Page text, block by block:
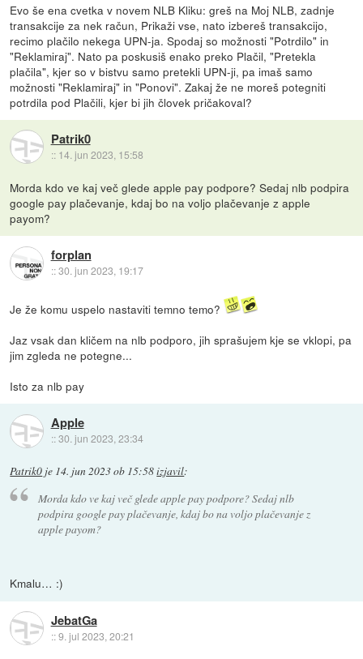
Evo še ena cvetka v novem NLB Kliku: greš na Moj NLB, zadnje
transakcije za nek račun, Prikaži vse, nato izbereš transakcijo,
recimo plačilo nekega UPN-ja. Spodaj so možnosti "Potrdilo" in
"Reklamiraj". Nato pa poskusiš enako preko Plačil, "Pretekla
plačila", kjer so v bistvu samo pretekli UPN-ji, pa imaš samo
možnosti "Reklamiraj" in "Ponovi". Zakaj že ne moreš potegniti
potrdila pod Plačili, kjer bi jih človek pričakoval?
Patrik0
:: 14. jun 2023, 15:58
Morda kdo ve kaj več glede apple pay podpore? Sedaj nlb podpira
google pay plačevanje, kdaj bo na voljo plačevanje z apple
payom?
forplan
::30. jun 2023, 19:17
Je že komu uspelo nastaviti temno temo?
Jaz vsak dan kličem na nlb podporo, jih sprašujem kje se vklopi, pa
jim zgleda ne potegne...
Isto za nlb pay
Apple
::30. jun 2023, 23:34
Patrik0 je 14. jun 2023 ob 15:58izjavil:
Morda kdo ve kaj več glede apple pay podpore? Sedaj nlb
podpira google pay plačevanje, kdaj bo na voljo plačevanje z
apple payom?
Kmalu… :)
JebatGa
::9. jul 2023, 20:21